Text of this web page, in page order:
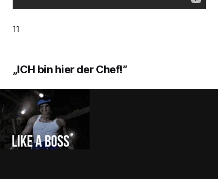
11
„ICH bin hier der Chef!”